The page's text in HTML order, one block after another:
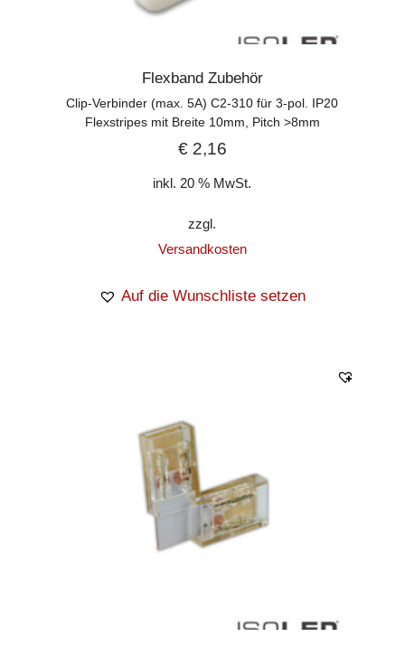
Flexband Zubehör
Clip-Verbinder (max. 5A) C2-310 für 3-pol. IP20
Flexstripes mit Breite 10mm, Pitch >8mm
€2,16
inkl. 20 % MwSt.
zzgl.
Versandkosten
Auf die Wunschliste setzen